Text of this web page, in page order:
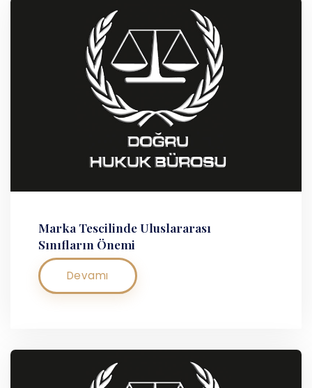
Marka Tescilinde Uluslararası
Sınıfların Önemi
Devamı